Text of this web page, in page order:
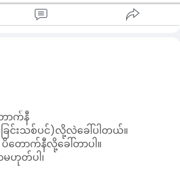
ာက်နီ
ခြင်းသစ်ပင်)လို့လဲခေါ်ပါတယ်။
ောက်နီလို့ခေါ်တာပါ။
ဟုတ်ပါ၊